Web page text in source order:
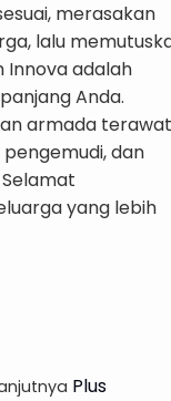
merasakan
lalu
Innova adalah
Anda.
armada
dan
yang lebih
Plus